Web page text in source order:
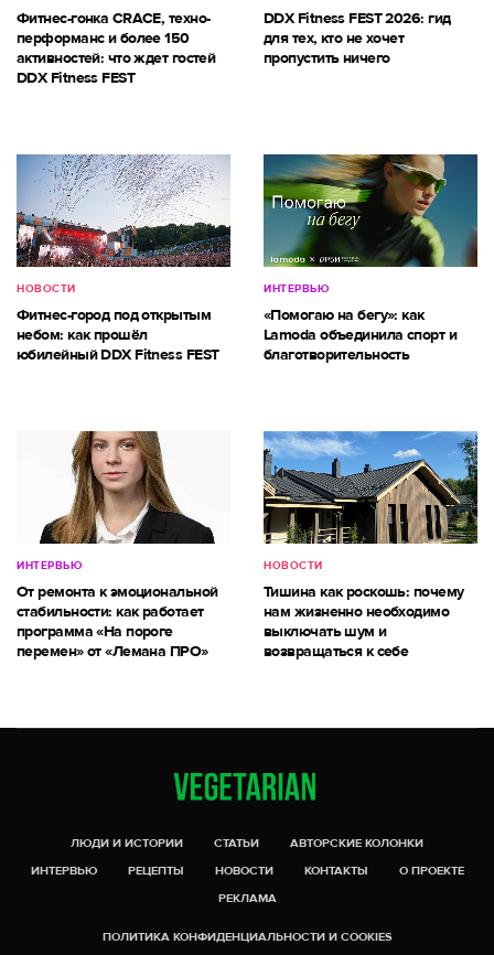
Фитнес-гонка CRACE, техно-
перформанс и более 150
активностей: что ждет гостей
DDX Fitness FEST
DDX Fitness FEST 2026: гид
для тех, кто не хочет
пропустить ничего
НОВОСТИ
Фитнес-город под открытым
небом: как прошёл
юбилейный DDX Fitness FEST
ИНТЕРВЬЮ
«Помогаю на бегу»: как
Lamoda объединила спорт и
благотворительность
ИНТЕРВЬЮ
От ремонта к эмоциональной
стабильности: как работает
программа «На пороге
перемен» от «Лемана ПРО»
НОВОСТИ
Тишина как роскошь: почему
нам жизненно необходимо
выключать шум и
возвращаться к себе
ЛЮДИ И ИСТОРИИ СТАТЬИ
АВТОРСКИЕ КОЛОНКИ
ИНТЕРВЬЮ
РЕЦЕПТЫ НОВОСТИ КОНТАКТЫ
О ПРОЕКТЕ
РЕКЛАМА
ПОЛИТИКА КОНФИДЕНЦИАЛЬНОСТИ И COOKIES